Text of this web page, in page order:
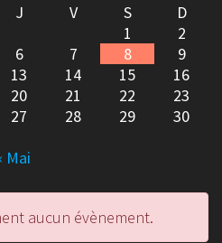
J V S
D
1
2
6 7 8
9
13 14 15
16
20 21 22
23
27 28 29
30
Mai
aucun évènement.